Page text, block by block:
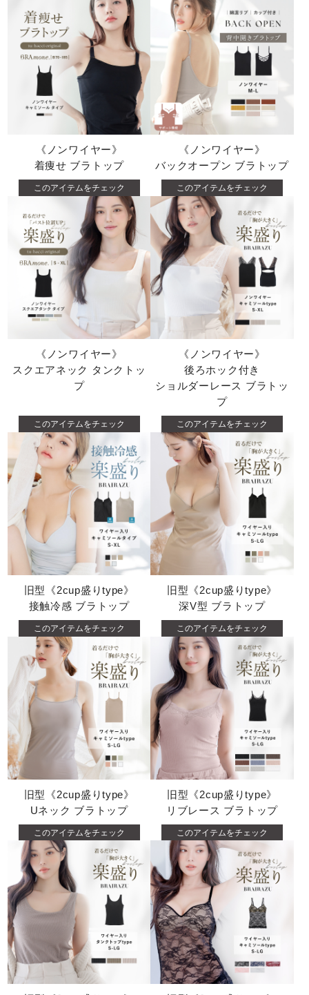
《ノンワイヤー》
着痩せ ブラトップ
このアイテムをチェック
《ノンワイヤー》
バックオープン ブラトップ
このアイテムをチェック
《ノンワイヤー》
スクエアネック タンクトッ
プ
このアイテムをチェック
《ノンワイヤー》
後ろホック付き
ショルダーレース ブラトッ
プ
このアイテムをチェック
旧型《2cup盛りtype》
接触冷感 ブラトップ
このアイテムをチェック
旧型《2cup盛りtype》
深V型 ブラトップ
このアイテムをチェック
旧型《2cup盛りtype》
Uネック ブラトップ
このアイテムをチェック
旧型《2cup盛りtype》
リブレース ブラトップ
このアイテムをチェック